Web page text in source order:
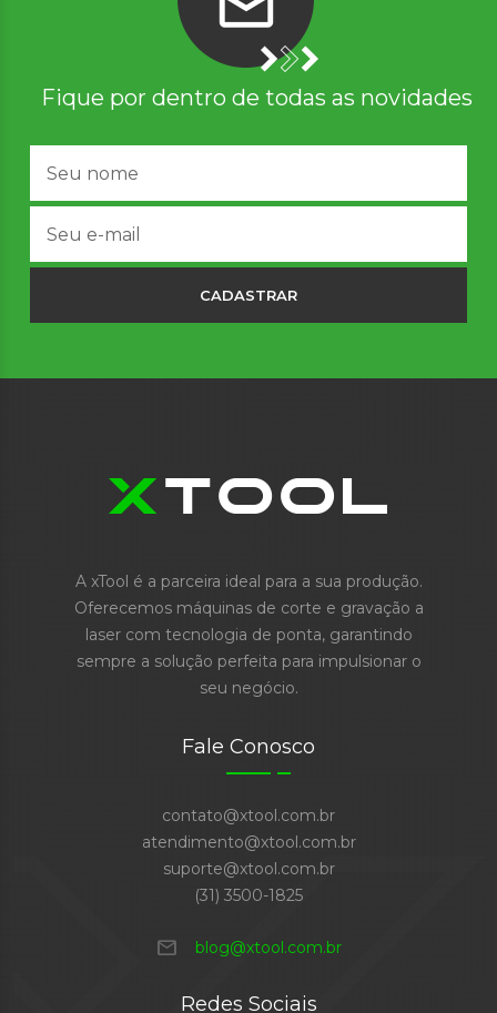
Fique por dentro de todas as novidades
CADASTRAR
A xTool é a parceira ideal para a sua produção.
Oferecemos máquinas de corte e gravação a
laser com tecnologia de ponta, garantindo
sempre a solução perfeita para impulsionar o
seu negócio.
Fale Conosco
contato@xtool.com.br
atendimento@xtool.com.br
suporte@xtool.com.br
(31) 3500-1825
mail blog@xtool.com.br
Redes Sociais